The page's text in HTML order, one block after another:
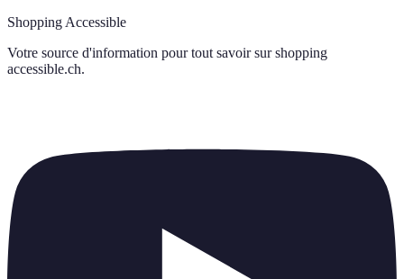
Shopping Accessible
Votre source d'information pour tout savoir sur shopping
accessible.ch.